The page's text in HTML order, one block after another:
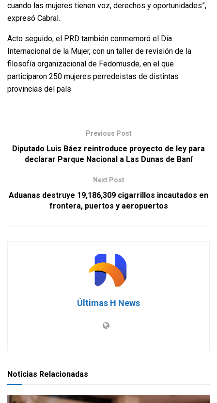
cuando las mujeres tienen voz, derechos y oportunidades”,
expresó Cabral.
Acto seguido, el PRD también conmemoró el Día
Internacional de la Mujer, con un taller de revisión de la
filosofía organizacional de Fedomusde, en el que
participaron 250 mujeres perredeistas de distintas
provincias del país
Previous Post
Diputado Luis Báez reintroduce proyecto de ley para
declarar Parque Nacional a Las Dunas de Baní
Next Post
Aduanas destruye 19,186,309 cigarrillos incautados en
frontera, puertos y aeropuertos
Últimas H News
Noticias Relacionadas